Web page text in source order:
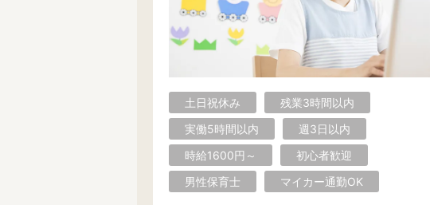
土日祝休み
残業3時間以内
実働5時間以内
週3日以内
時給1600円～
初心者歓迎
男性保育士
マイカー通勤OK